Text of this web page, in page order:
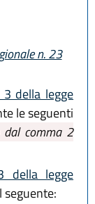
n. 23
della legge
le seguenti
dal comma 2
della legge
seguente: